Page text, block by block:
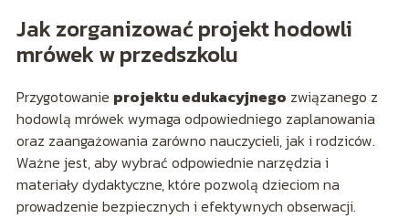
Jak zorganizować projekt hodowli
mrówek w przedszkolu
Przygotowanie projektu edukacyjnego związanego z
hodowlą mrówek wymaga odpowiedniego zaplanowania
oraz zaangażowania zarówno nauczycieli, jak i rodziców.
Ważne jest, aby wybrać odpowiednie narzędzia i
materiały dydaktyczne, które pozwolą dzieciom na
prowadzenie bezpiecznych i efektywnych obserwacji.